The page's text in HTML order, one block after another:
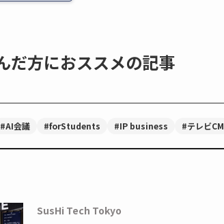
だ方におススメの記事
#AI会議 #forStudents #IP business #テレビCM
SusHi Tech Tokyo